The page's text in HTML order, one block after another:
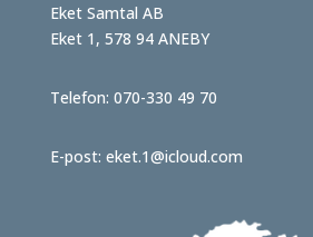
Eket Samtal AB
Eket 1, 578 94 ANEBY
Telefon: 070-330 49 70
E-post: eket.1@icloud.com